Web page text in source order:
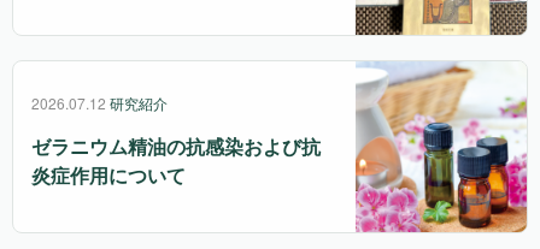
2026.07.12 研究紹介
ゼラニウム精油の抗感染および抗
炎症作用について